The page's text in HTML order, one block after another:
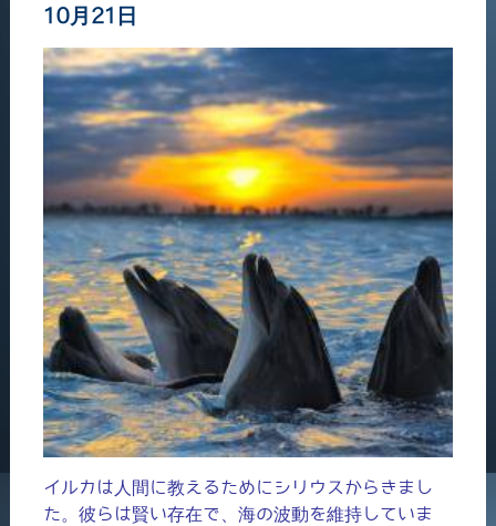
10月21日
イルカは人間に教えるためにシリウスからきまし
た。彼らは賢い存在で、海の波動を維持していま